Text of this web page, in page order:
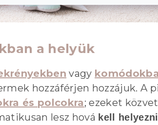
a helyük
vagy
hozzáférjen hozzájuk. A
és polcokra; ezeket
lesz hová kell